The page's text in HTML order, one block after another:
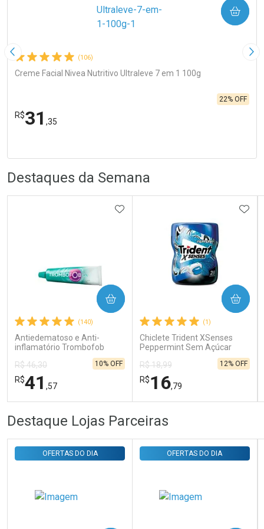
Imagem Anterior (106)
Creme Facial Nivea Nutritivo Ultraleve 7 em 1 100g
R$31 ,35
22% OFF
COMPRAR
Laboratório
Ativar Desconto
Comprar sem Desconto
Comprar sem Desconto
Destaques da Semana
(140)
Antiedematoso e Anti-
inflamatório Trombofob
R$ 46,30
R$41 ,57
10% OFF
ADICIONAR AOS FAVORITOS
COMPRAR
FECHAR
Laboratório
FECHAR
Por Menos
(1)
Chiclete Trident XSenses
Peppermint Sem Açúcar
R$ 18,99
R$16,79
12% OFF
COMPRAR
Por Menos
Destaque Lojas Parceiras
OFERTAS DO DIA OFERTAS DO DIA